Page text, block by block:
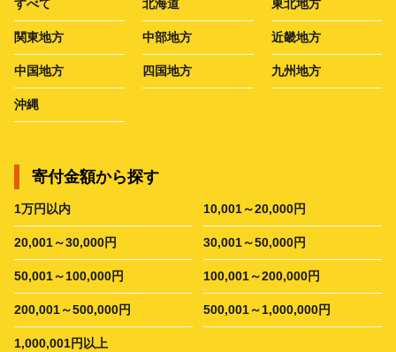
すべて 北海道 東北地方
関東地方 中部地方 近畿地方
中国地方 四国地方 九州地方
沖縄
寄付金額から探す
1万円以内 10,001～20,000円
20,001～30,000円 30,001～50,000円
50,001～100,000円 100,001～200,000円
200,001～500,000円 500,001～1,000,000円
1,000,001円以上